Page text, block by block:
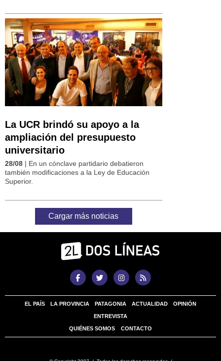
La UCR brindó su apoyo a la
ampliación del presupuesto
universitario
28/08 | En un cónclave partidario debatieron
también modificaciones a la Ley de Educación
Superior.
Cargar más noticias
EL PAÍS LA PROVINCIA PATAGONIA ACTUALIDAD OPINIÓN
ENTREVISTA
QUIÉNES SOMOS CONTACTO